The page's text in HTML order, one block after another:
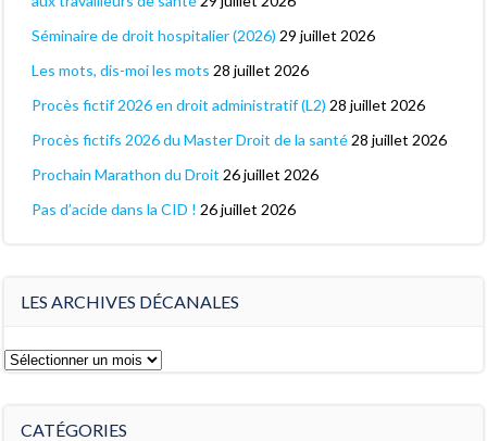
Séminaire de droit hospitalier (2026) 29 juillet 2026
Les mots, dis-moi les mots 28 juillet 2026
Procès fictif 2026 en droit administratif (L2) 28 juillet 2026
Procès fictifs 2026 du Master Droit de la santé 28 juillet 2026
Prochain Marathon du Droit 26 juillet 2026
Pas d’acide dans la CID ! 26 juillet 2026
LES ARCHIVES DÉCANALES
Les
CATÉGORIES